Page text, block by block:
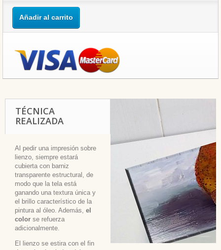
Añadir al carrito
TÉCNICA
REALIZADA
Al pedir una impresión sobre
lienzo, siempre estará
cubierta con barniz
transparente estructural, de
modo que la tela está
ganando una textura única y
el brillo característico de la
pintura al óleo. Además, el
color se refuerza
adicionalmente.
El lienzo se estira con el fin